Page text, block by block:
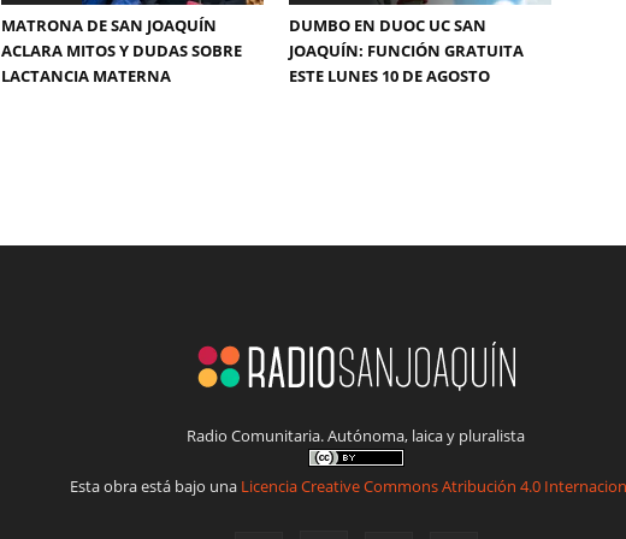
MATRONA DE SAN JOAQUÍN
ACLARA MITOS Y DUDAS SOBRE
LACTANCIA MATERNA
DUMBO EN DUOC UC SAN
JOAQUÍN: FUNCIÓN GRATUITA
ESTE LUNES 10 DE AGOSTO
Radio Comunitaria. Autónoma, laica y pluralista
Esta obra está bajo una Licencia Creative Commons Atribución 4.0